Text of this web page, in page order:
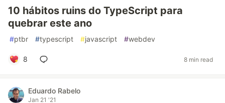
10 hábitos ruins do TypeScript para
quebrar este ano
#ptbr #typescript #javascript #webdev
8 8 min read
Eduardo Rabelo
Jan 21 '21